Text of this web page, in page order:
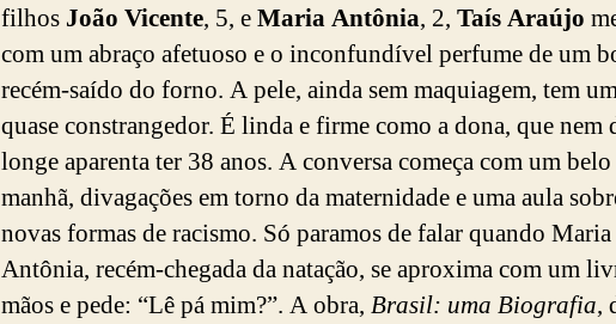
filhos João Vicente, 5, eMaria Antônia, 2, Taís Araújo
com um abraço afetuoso e o inconfundível perfume de um
recém-saído do forno. A pele, ainda sem maquiagem, tem
quase constrangedor. É linda e firme como a dona, que nem
longe aparenta ter 38 anos. A conversa começa com um belo
manhã, divagações em torno da maternidade e uma aula
novas formas de racismo. Só paramos de falar quando Maria
Antônia, recém-chegada da natação, se aproxima com um
mãos e pede: “Lê pá mim?”. A obra, Brasil: uma Biografia,